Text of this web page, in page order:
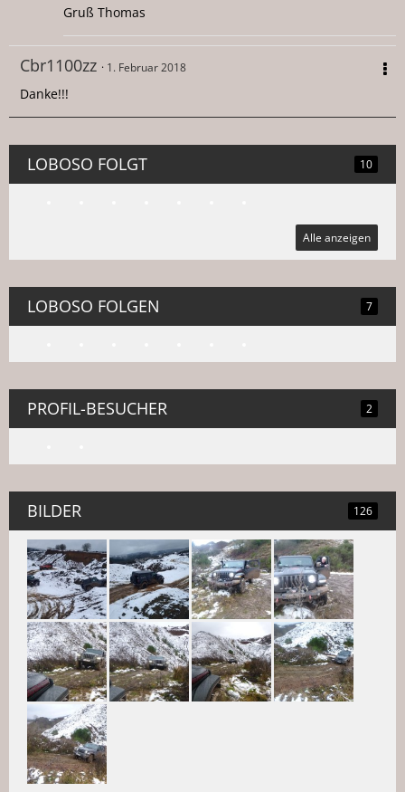
Gruß Thomas
Cbr1100zz 1. Februar 2018
Danke!!!
LOBOSO FOLGT 10
Alle anzeigen
LOBOSO FOLGEN 7
PROFIL-BESUCHER 2
BILDER 126